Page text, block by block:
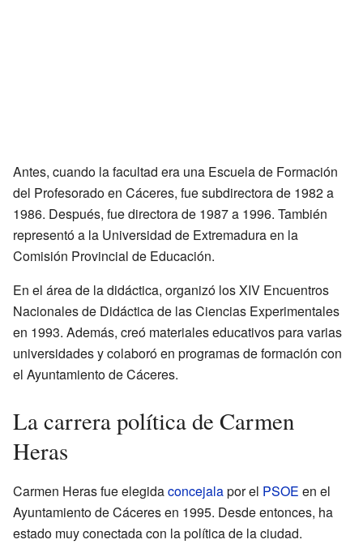
Antes, cuando la facultad era una Escuela de Formación
del Profesorado en Cáceres, fue subdirectora de 1982 a
1986. Después, fue directora de 1987 a 1996. También
representó a la Universidad de Extremadura en la
Comisión Provincial de Educación.
En el área de la didáctica, organizó los XIV Encuentros
Nacionales de Didáctica de las Ciencias Experimentales
en 1993. Además, creó materiales educativos para varias
universidades y colaboró en programas de formación con
el Ayuntamiento de Cáceres.
La carrera política de Carmen
Heras
Carmen Heras fue elegidaconcejalapor el PSOE en el
Ayuntamiento de Cáceres en 1995. Desde entonces, ha
estado muy conectada con la política de la ciudad.